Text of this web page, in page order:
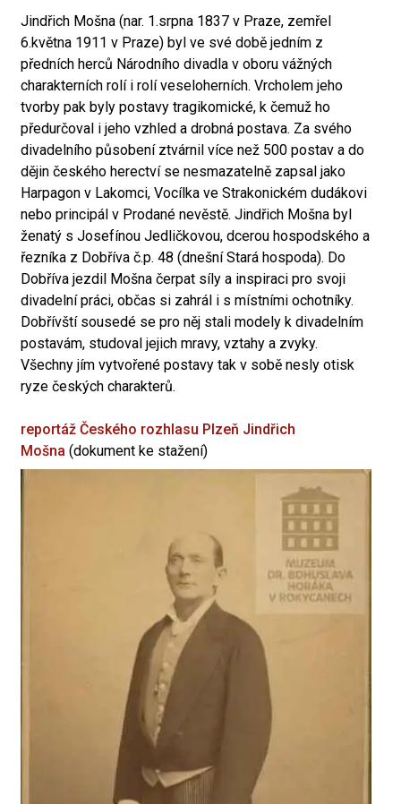
Jindřich Mošna (nar. 1.srpna 1837 v Praze, zemřel
6.května 1911 v Praze) byl ve své době jedním z
předních herců Národního divadla v oboru vážných
charakterních rolí i rolí veseloherních. Vrcholem jeho
tvorby pak byly postavy tragikomické, k čemuž ho
předurčoval i jeho vzhled a drobná postava. Za svého
divadelního působení ztvárnil více než 500 postav a do
dějin českého herectví se nesmazatelně zapsal jako
Harpagon v Lakomci, Vocílka ve Strakonickém dudákovi
nebo principál v Prodané nevěstě. Jindřich Mošna byl
ženatý s Josefínou Jedličkovou, dcerou hospodského a
řezníka z Dobříva č.p. 48 (dnešní Stará hospoda). Do
Dobříva jezdil Mošna čerpat síly a inspiraci pro svoji
divadelní práci, občas si zahrál i s místními ochotníky.
Dobřívští sousedé se pro něj stali modely k divadelním
postavám, studoval jejich mravy, vztahy a zvyky.
Všechny jím vytvořené postavy tak v sobě nesly otisk
ryze českých charakterů.
reportáž Českého rozhlasu Plzeň Jindřich
Mošna (dokument ke stažení)